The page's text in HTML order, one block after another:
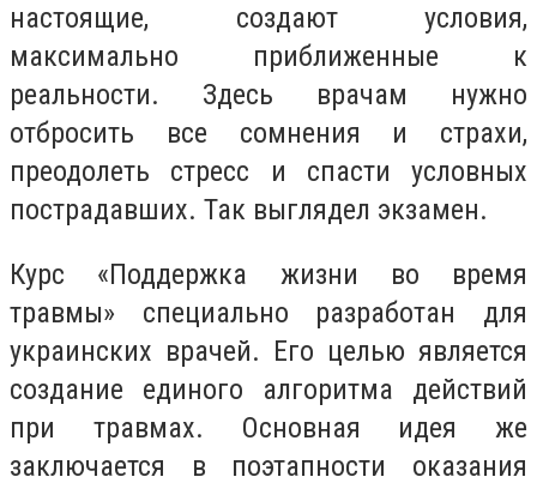
настоящие, создают условия,
максимально приближенные к
реальности. Здесь врачам нужно
отбросить все сомнения и страхи,
преодолеть стресс и спасти условных
пострадавших. Так выглядел экзамен.
Курс «Поддержка жизни во время
травмы» специально разработан для
украинских врачей. Его целью является
создание единого алгоритма действий
при травмах. Основная идея же
заключается в поэтапности оказания